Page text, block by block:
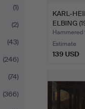
(1)
(2)
(43)
(246)
(74)
(366)
KARL-
ELBING
Nort…
Estimate
139 USD